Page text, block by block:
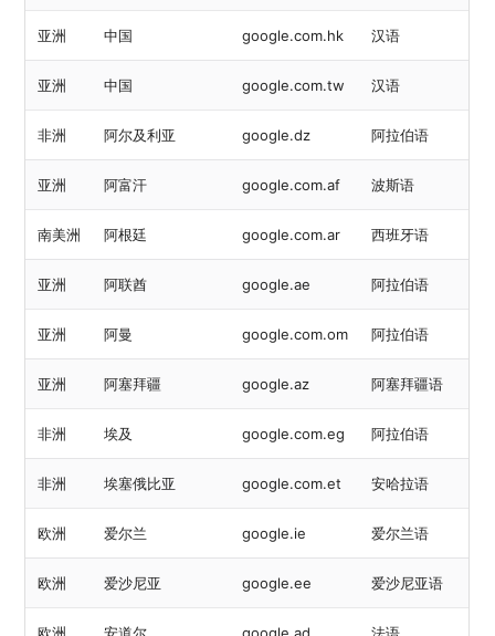
亚洲 中国 google.com.hk 汉语
亚洲 中国 google.com.tw 汉语
非洲 阿尔及利亚 google.dz 阿拉伯语
亚洲 阿富汗 google.com.af 波斯语
南美洲 阿根廷 google.com.ar 西班牙语
亚洲 阿联酋 google.ae 阿拉伯语
亚洲 阿曼 google.com.om 阿拉伯语
亚洲 阿塞拜疆 google.az 阿塞拜疆语
非洲 埃及 google.com.eg 阿拉伯语
非洲 埃塞俄比亚 google.com.et 安哈拉语
欧洲 爱尔兰 google.ie 爱尔兰语
欧洲 爱沙尼亚 google.ee 爱沙尼亚语
欧洲 安道尔 google.ad 法语